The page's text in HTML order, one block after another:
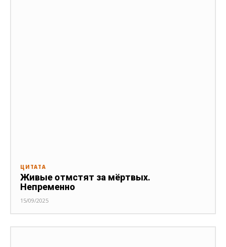
ЦИТАТА
Живые отмстят за мёртвых.
Непременно
15/09/2025